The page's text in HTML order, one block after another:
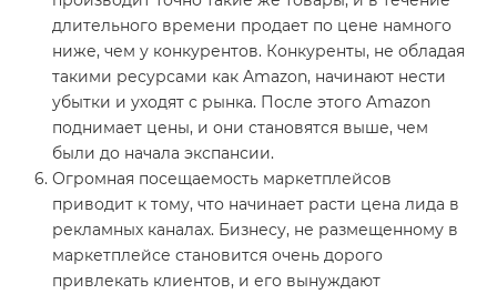
длительного времени продает по цене намного
ниже, чем у конкурентов. Конкуренты, не обладая
такими ресурсами как Amazon, начинают нести
убытки и уходят с рынка. После этого Amazon
поднимает цены, и они становятся выше, чем
были до начала экспансии.
Огромная посещаемость маркетплейсов
приводит к тому, что начинает расти цена лида в
рекламных каналах. Бизнесу, не размещенному в
маркетплейсе становится очень дорого
привлекать клиентов, и его вынуждают